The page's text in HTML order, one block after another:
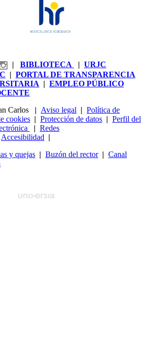
| BIBLIOTECA | URJC
| PORTAL DE TRANSPARENCIA
| EMPLEO PÚBLICO
Carlos
| Aviso legal | Política de
cookies | Protección de datos | Perfil del
| Redes
Accesibilidad |
y quejas | Buzón del rector| Canal